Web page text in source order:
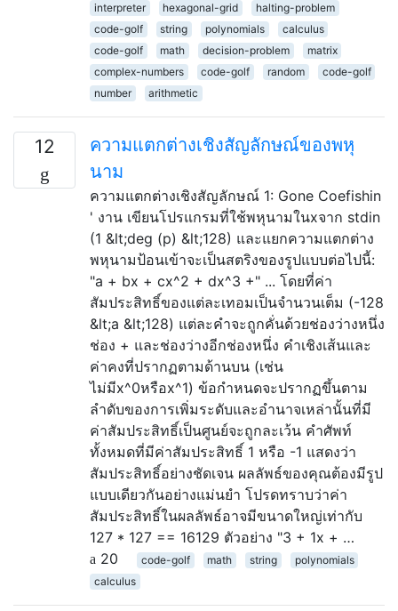
interpreter
hexagonal-grid
halting-problem
code-golf
string polynomials
calculus
code-golf
math decision-problem
matrix
complex-numbers
code-golf random
code-golf
number
arithmetic
12
ความแตกต่างเชิงสัญลักษณ์ของพหุ
นาม
ความแตกต่างเชิงสัญลักษณ์ 1: Gone Coefishin
' งาน เขียนโปรแกรมที่ใช้พหุนามในxจาก stdin
(1 &lt;deg (p) &lt;128) และแยกความแตกต่าง
พหุนามป้อนเข้าจะเป็นสตริงของรูปแบบต่อไปนี้:
"a + bx + cx^2 + dx^3 +" ... โดยที่ค่า
สัมประสิทธิ์ของแต่ละเทอมเป็นจำนวนเต็ม (-128
&lt;a &lt;128) แต่ละคำจะถูกคั่นด้วยช่องว่างหนึ่ง
ช่อง + และช่องว่างอีกช่องหนึ่ง คำเชิงเส้นและ
ค่าคงที่ปรากฏตามด้านบน (เช่น
ไม่มีx^0หรือx^1) ข้อกำหนดจะปรากฏขึ้นตาม
ลำดับของการเพิ่มระดับและอำนาจเหล่านั้นที่มี
ค่าสัมประสิทธิ์เป็นศูนย์จะถูกละเว้น คำศัพท์
ทั้งหมดที่มีค่าสัมประสิทธิ์ 1 หรือ -1 แสดงว่า
สัมประสิทธิ์อย่างชัดเจน ผลลัพธ์ของคุณต้องมีรูป
แบบเดียวกันอย่างแม่นยำ โปรดทราบว่าค่า
สัมประสิทธิ์ในผลลัพธ์อาจมีขนาดใหญ่เท่ากับ
127 * 127 == 16129 ตัวอย่าง "3 + 1x + …
20
code-golf math string
polynomials
calculus